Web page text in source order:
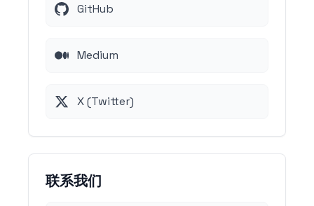
GitHub
Medium
X (Twitter)
联系我们